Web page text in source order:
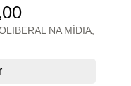
NA MÍDIA,